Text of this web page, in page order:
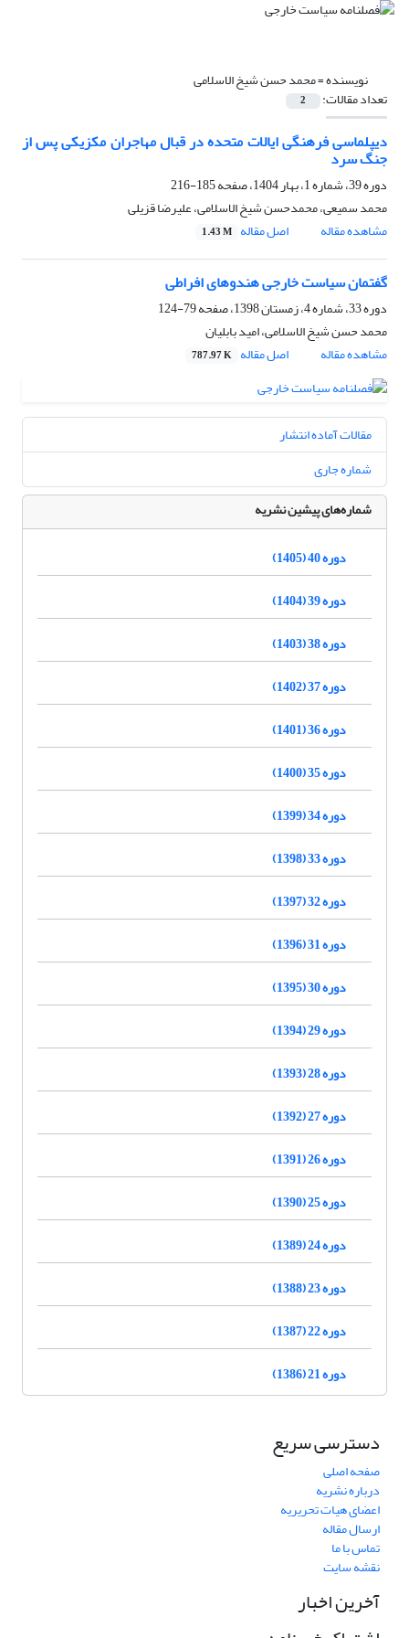
نویسنده =محمد حسن شیخ الاسلامی
تعداد مقالات: 2
دیپلماسی فرهنگی ایالات متحده در قبال مهاجران مکزیکی پس از
جنگ سرد
دوره 39، شماره 1، بهار 1404، صفحه
185-216
محمد سمیعی، محمدحسن شیخ الاسلامی، علیرضا قزیلی
مشاهده مقاله
اصل مقاله 1.43 M
گفتمان سیاست خارجی هندوهای افراطی
دوره 33، شماره 4، زمستان 1398، صفحه
79-124
محمد حسن شیخ الاسلامی، امید بابلیان
مشاهده مقاله
اصل مقاله 787.97 K
مقالات آماده انتشار
شماره جاری
شماره‌های پیشین نشریه
دوره 40 (1405)
دوره 39 (1404)
دوره 38 (1403)
دوره 37 (1402)
دوره 36 (1401)
دوره 35 (1400)
دوره 34 (1399)
دوره 33 (1398)
دوره 32 (1397)
دوره 31 (1396)
دوره 30 (1395)
دوره 29 (1394)
دوره 28 (1393)
دوره 27 (1392)
دوره 26 (1391)
دوره 25 (1390)
دوره 24 (1389)
دوره 23 (1388)
دوره 22 (1387)
دوره 21 (1386)
دسترسی سریع
صفحه اصلی
درباره نشریه
اعضای هیات تحریریه
ارسال مقاله
تماس با ما
نقشه سایت
آخرین اخبار